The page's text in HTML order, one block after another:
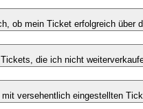
ob mein Ticket erfolgreich über
die ich nicht
versehentlich eingestellten